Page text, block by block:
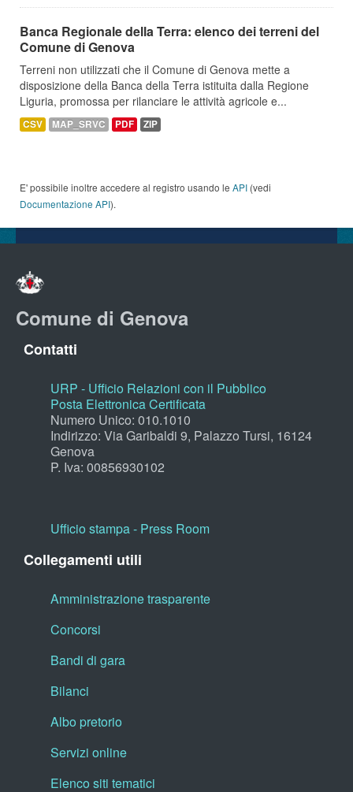
Banca Regionale della Terra: elenco dei terreni del
Comune di Genova
Terreni non utilizzati che il Comune di Genova mette a
disposizione della Banca della Terra istituita dalla Regione
Liguria, promossa per rilanciare le attività agricole e...
CSV MAP_SRVC PDF ZIP
E' possibile inoltre accedere al registro usando le API (vedi
Documentazione API).
Comune di Genova
Contatti
URP - Ufficio Relazioni con il Pubblico
Posta Elettronica Certificata
Numero Unico: 010.1010
Indirizzo: Via Garibaldi 9, Palazzo Tursi, 16124
Genova
P. Iva: 00856930102
Ufficio stampa - Press Room
Collegamenti utili
Amministrazione trasparente
Concorsi
Bandi di gara
Bilanci
Albo pretorio
Servizi online
Elenco siti tematici